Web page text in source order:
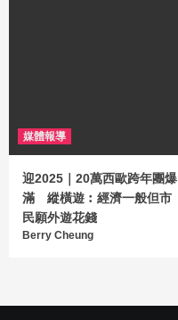
媒體報導
迎2025｜20萬西歐跨年團爆
滿 縱橫遊︰經濟一般但市
民願外遊花錢
Berry Cheung